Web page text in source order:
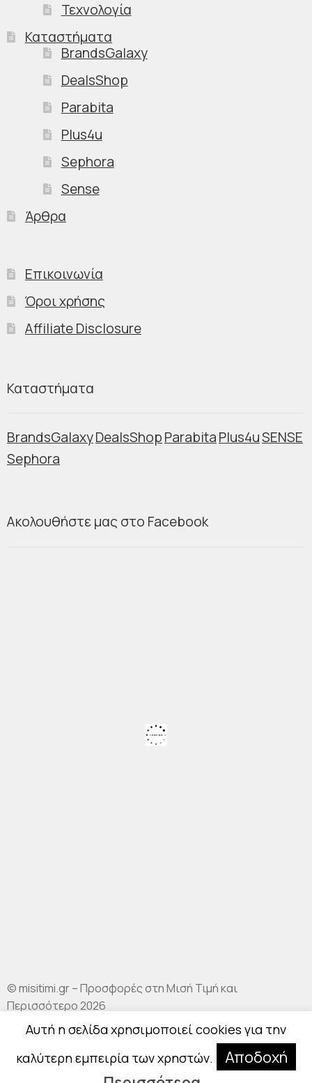
Τεχνολογία
Καταστήματα
BrandsGalaxy
DealsShop
Parabita
Plus4u
Sephora
Sense
Άρθρα
Επικοινωνία
Όροι χρήσης
Affiliate Disclosure
Καταστήματα
BrandsGalaxyDealsShopParabitaPlus4uSENSE
Sephora
Ακολουθήστε μας στο Facebook
© misitimi.gr – Προσφορές στη Μισή Τιμή και
Περισσότερο 2026
Αυτή η σελίδα χρησιμοποιεί cookies για την
καλύτερη εμπειρία των χρηστών.
Αποδοχή